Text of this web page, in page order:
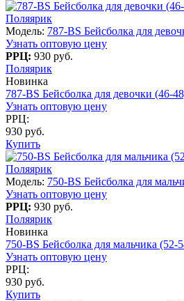
Поляярик
Модель: 787-BS Бейсболка для
Узнать оптовую цену
РРЦ: 930 руб.
Поляярик
Новинка
787-BS Бейсболка для девочки (46-
Узнать оптовую цену
РРЦ:
930 руб.
Купить
Поляярик
Модель: 750-BS Бейсболка для
Узнать оптовую цену
РРЦ: 930 руб.
Поляярик
Новинка
750-BS Бейсболка для мальчика (52-
Узнать оптовую цену
РРЦ:
930 руб.
Купить